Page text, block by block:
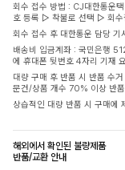
회수 접수 방법 : CJ대한통운
호 등록 ▷ 착불로 선택 ▷ 회수
회수 접수 후 대한통운 담당 기
배송비 입금계좌 : 국민은행
에 휴대폰 뒷번호 4자리 기재
대량 구매 후 반품 시 반품 수
문건/상품 개수 70% 이상 반
상습적인 대량 반품 시 구매에
해외에서 확인된 불량제품
반품/교환 안내